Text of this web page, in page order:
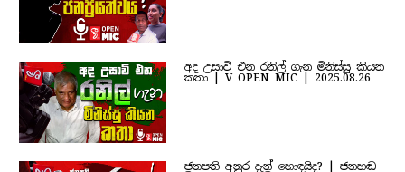
අද උසාවි එන රනිල් ගැන මිනිස්සු කියන
කතා | V OPEN MIC | 2025.08.26
ජනපති අනුර දැන් හොඳයිද? | ජනහඬ